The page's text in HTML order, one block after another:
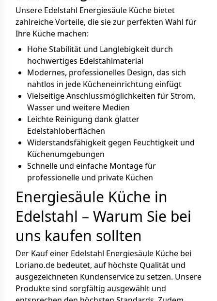
Unsere Edelstahl Energiesäule Küche bietet
zahlreiche Vorteile, die sie zur perfekten Wahl für
Ihre Küche machen:
Hohe Stabilität und Langlebigkeit durch
hochwertiges Edelstahlmaterial
Modernes, professionelles Design, das sich
nahtlos in jede Kücheneinrichtung einfügt
Vielseitige Anschlussmöglichkeiten für Strom,
Wasser und weitere Medien
Leichte Reinigung dank glatter
Edelstahloberflächen
Widerstandsfähigkeit gegen Feuchtigkeit und
Küchenumgebungen
Schnelle und einfache Montage für
professionelle und private Küchen
Energiesäule Küche in
Edelstahl – Warum Sie bei
uns kaufen sollten
Der Kauf einer Edelstahl Energiesäule Küche bei
Loriano.de bedeutet, auf höchste Qualität und
ausgezeichneten Kundenservice zu setzen. Unsere
Produkte sind sorgfältig ausgewählt und